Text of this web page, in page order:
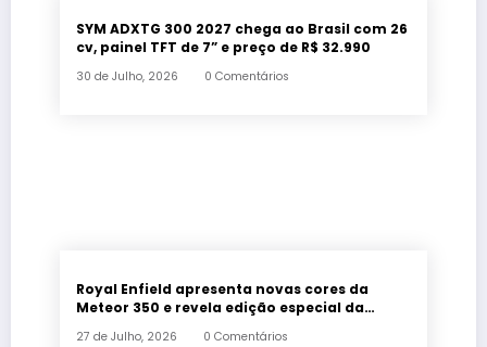
SYM ADXTG 300 2027 chega ao Brasil com 26
cv, painel TFT de 7” e preço de R$ 32.990
30 de Julho, 2026 0 Comentários
Royal Enfield apresenta novas cores da
Meteor 350 e revela edição especial da
27 de Julho, 2026 0 Comentários